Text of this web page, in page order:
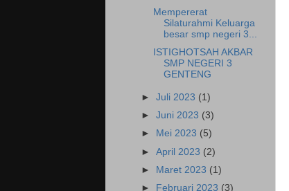
Mempererat
Silaturahmi Keluarga
besar smp negeri 3...
ISTIGHOTSAH AKBAR
SMP NEGERI 3
GENTENG
►Juli 2023 (1)
►Juni 2023 (3)
►
Mei 2023 (5)
►April 2023 (2)
► Maret 2023 (1)
►
Februari 2023 (3)